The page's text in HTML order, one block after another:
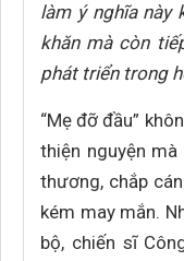
làm ý nghĩa này
khăn mà còn
phát triển trong
“Mẹ đỡ đầu”
thiện nguyện
thương, chắp
kém may mắn.
bộ, chiến sĩ